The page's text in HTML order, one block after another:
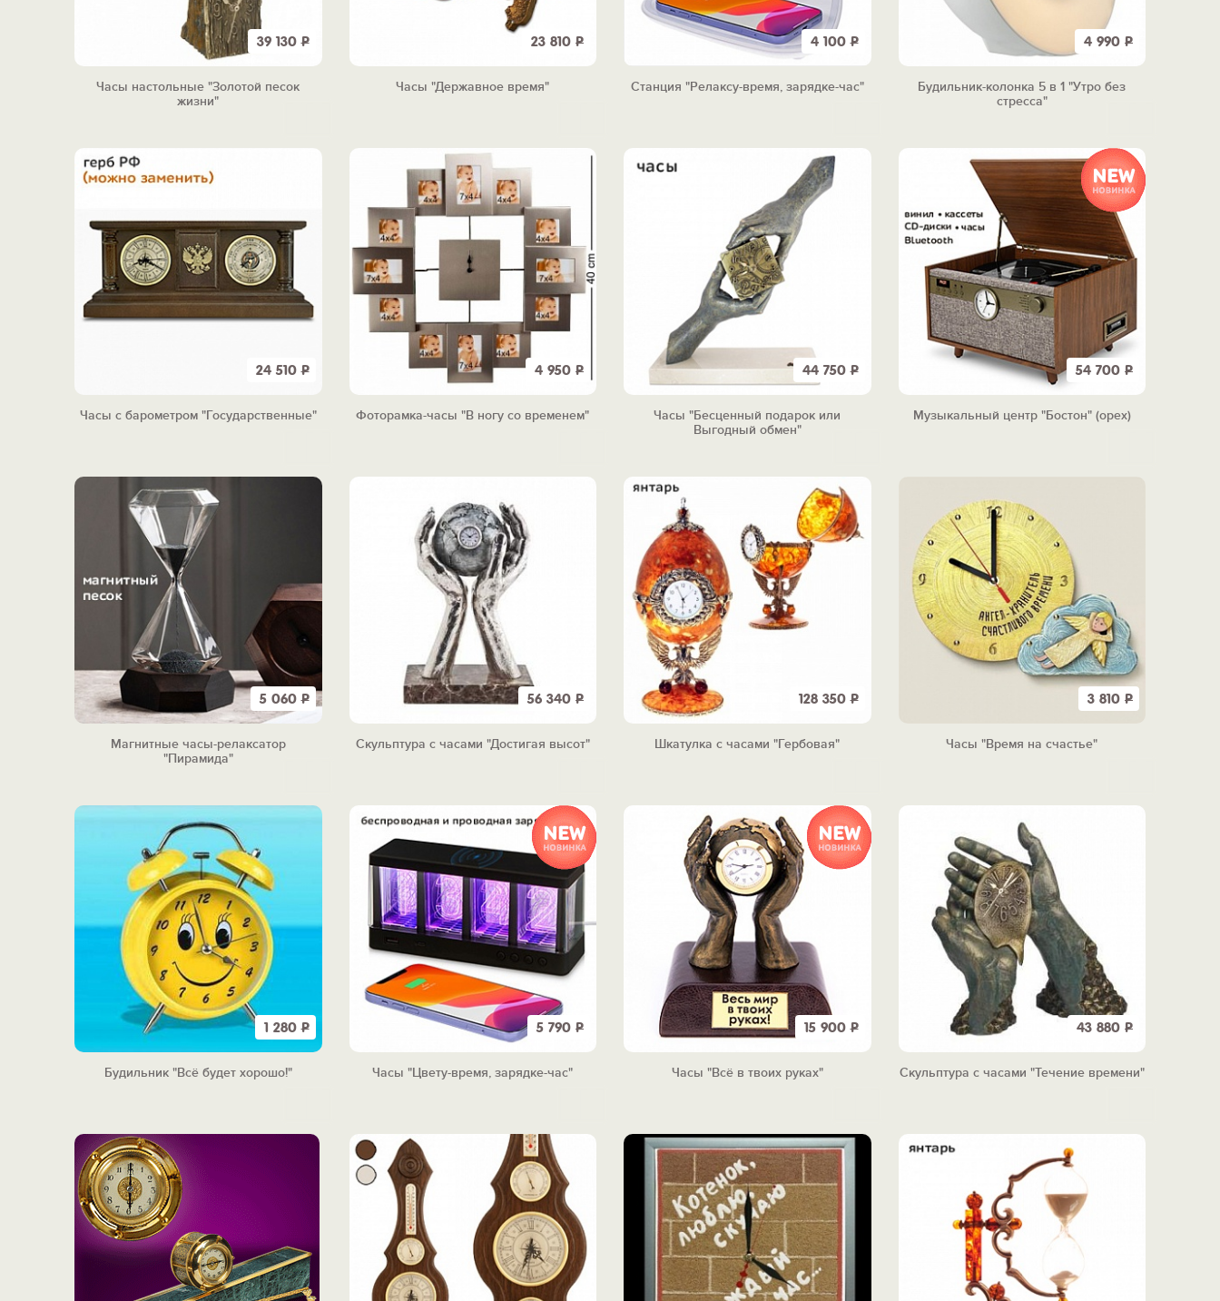
39 130Р
Часы настольные "Золотой песок
жизни"
23 810 Р
Часы "Державное время"
4 100Р
Станция "Релаксу-время, зарядке-час"
4 990 Р
Будильник-колонка 5 в 1 "Утро без
стресса"
24 510Р
Часы с барометром "Государственные"
4 950 Р
Фоторамка-часы "В ногу со временем"
44 750Р
Часы "Бесценный подарок или
Выгодный обмен"
54 700 Р
Музыкальный центр "Бостон" (орех)
5 060Р
Магнитные часы-релаксатор
"Пирамида"
56 340 Р
Скульптура с часами "Достигая высот"
128 350Р
Шкатулка с часами "Гербовая"
3 810 Р
Часы "Время на счастье"
1 280Р
Будильник "Всё будет хорошо!"
5 790 Р
Часы "Цвету-время, зарядке-час"
15 900Р
Часы "Всё в твоих руках"
43 880 Р
Скульптура с часами "Течение времени"